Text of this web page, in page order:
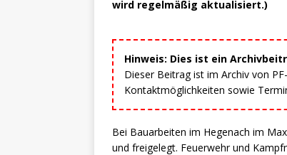
wird regelmäßig aktualisiert.)
Hinweis: Dies ist ein
Dieser Beitrag ist im Archiv von
Kontaktmöglichkeiten sowie
Bei Bauarbeiten im Hegenach im
und freigelegt. Feuerwehr und